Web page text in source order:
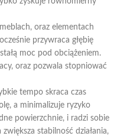
oraz elementach
przywraca głębię
moc pod obciążeniem.
oraz pozwala stopniować
tempo skraca czas
a minimalizuje ryzyko
powierzchnie, i radzi sobie
stabilność działania,